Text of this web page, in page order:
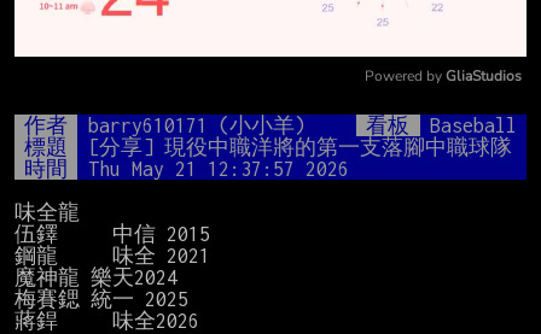
Mute
Powered by GliaStudios
作者 barry610171 (小小羊) 看板
Baseball
標題
[分享] 現役中職洋將的第一支落腳中職球隊
時間
Thu May 21 12:37:57 2026
味全龍
伍鐸     中信 2015
鋼龍     味全 2021
魔神龍 樂天2024
梅賽鍶 統一 2025
蔣銲     味全2026